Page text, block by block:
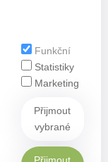
Funkční
Statistiky
Marketing
Přijmout
vybrané